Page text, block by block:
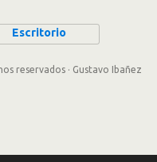
Escritorio
reservados · Gustavo Ibañez